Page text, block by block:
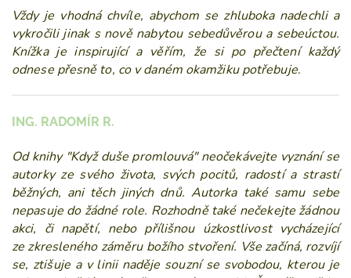
Vždy je vhodná chvíle, abychom se zhluboka nadechli a
vykročili jinak s nově nabytou sebedůvěrou a sebeúctou.
Knížka je inspirující a věřím, že si po přečtení každý
odnese přesně to, co v daném okamžiku potřebuje.
ING. RADOMÍR R.
Od knihy "Když duše promlouvá" neočekávejte vyznání se
autorky ze svého života, svých pocitů, radostí a strastí
běžných, ani těch jiných dnů. Autorka také samu sebe
nepasuje do žádné role. Rozhodně také nečekejte žádnou
akci, či napětí, nebo přílišnou úzkostlivost vycházející
ze zkresleného záměru božího stvoření. Vše začíná, rozvíjí
se, ztišuje a v linii naděje souzní se svobodou, kterou je